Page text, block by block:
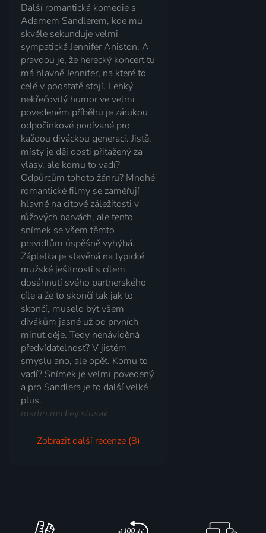
Další romantická komedie s
Adamem Sandlerem, kde mu
skvěle sekunduje velmi
sympatická Jennifer Aniston. A
pravdou je, že herecký koncert tu
má hlavně Jennifer, na které to
celé v podstatě stojí. Lehký
nekřečovitý humor ve velmi
povedeném příběhu je zárukou
odpočinkové podívané pro
každou diváckou generaci. Jistě,
místy je děj dosti přitažený za
vlasy, ale komu to vadí?
Odpůrcům tohoto žánru? Mnohé
romantické filmy se zaměřují
hlavně na citové záležitosti v
růžových barvách, ale tento
snímek se všem těmto
pravidlům úspěšně vyhýbá.
Zápletka je stavěná na typické
mužské ješitnosti s cílem
dosáhnutí svého partnerského
cíle a že to skončí tak jak to
skončí, muselo být všem
divákům jasné už od prvních
minut děje. Tedy nenáviděná
předvídatelnost? V jistém
smyslu ano, ale opět. Komu to
vadí? Snímek je velmi povedený
a pro Sandlera je to další velké
plus.
martin.mickey.stusak
Zobrazit další recenze (8)